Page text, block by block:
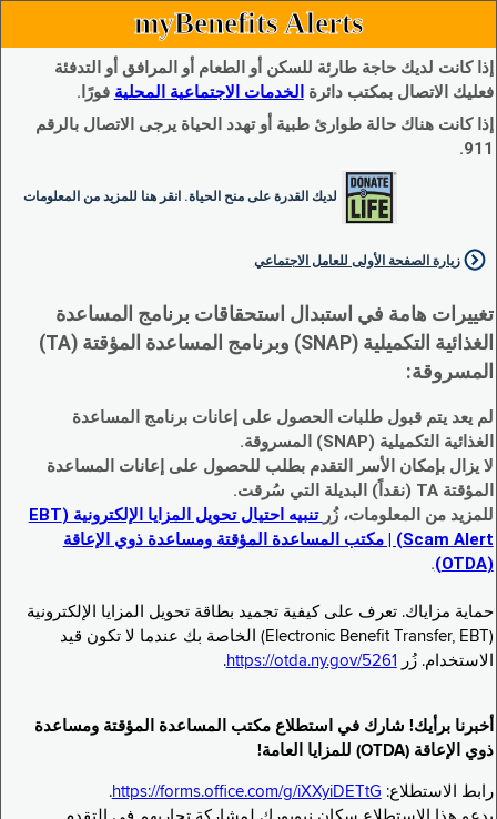
myBenefits Alerts
إذا كانت لديك حاجة طارئة للسكن أو الطعام أو المرافق أو التدفئة
فعليك الاتصال بمكتب دائرة الخدمات الاجتماعية المحلية فورًا.
إذا كانت هناك حالة طوارئ طبية أو تهدد الحياة يرجى الاتصال بالرقم
911.
لديك القدرة على منح الحياة. انقر هنا للمزيد من المعلومات
زيارة الصفحة الأولى للعامل الاجتماعي
تغييرات هامة في استبدال استحقاقات برنامج المساعدة
الغذائية التكميلية (SNAP) وبرنامج المساعدة المؤقتة (TA)
المسروقة:
لم يعد يتم قبول طلبات الحصول على إعانات برنامج المساعدة
الغذائية التكميلية (SNAP) المسروقة.
لا يزال بإمكان الأسر التقدم بطلب للحصول على إعانات المساعدة
المؤقتة TA (نقداً) البديلة التي سُرقت.
للمزيد من المعلومات، زُر
تنبيه احتيال تحويل المزايا الإلكترونية (EBT
Scam Alert) | مكتب المساعدة المؤقتة ومساعدة ذوي الإعاقة
(OTDA)
.
حماية مزاياك. تعرف على كيفية تجميد بطاقة تحويل المزايا الإلكترونية
(Electronic Benefit Transfer, EBT) الخاصة بك عندما لا تكون قيد
الاستخدام. زُر
https://otda.ny.gov/5261
.
أخبرنا برأيك! شارك في استطلاع مكتب المساعدة المؤقتة ومساعدة
ذوي الإعاقة (OTDA) للمزايا العامة!
رابط الاستطلاع: https://forms.office.com/g/iXXyiDETtG
.